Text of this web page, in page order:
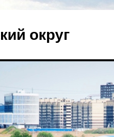
округ